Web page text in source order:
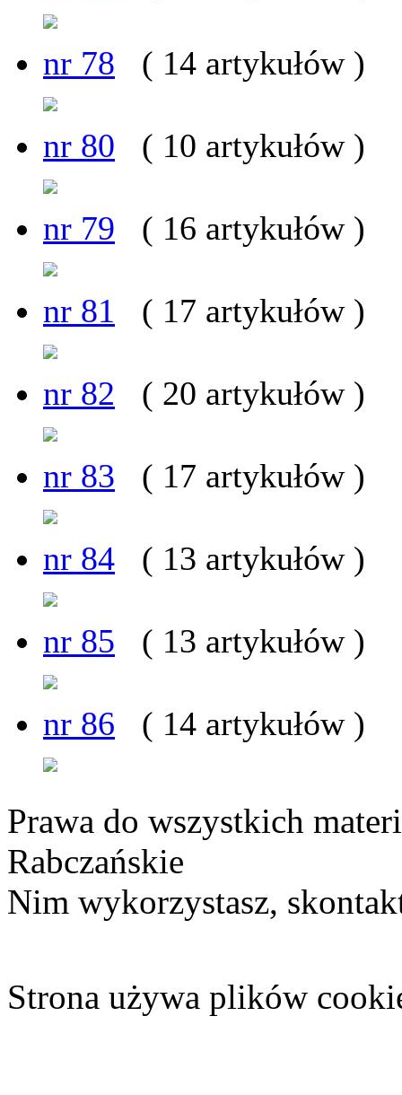
nr 78 ( 14 artykułów )
nr 80 ( 10 artykułów )
nr 79 ( 16 artykułów )
nr 81 ( 17 artykułów )
nr 82 ( 20 artykułów )
nr 83 ( 17 artykułów )
nr 84 ( 13 artykułów )
nr 85 ( 13 artykułów )
nr 86 ( 14 artykułów )
Prawa do wszystkich
Rabczańskie
Nim wykorzystasz,
Strona używa plików